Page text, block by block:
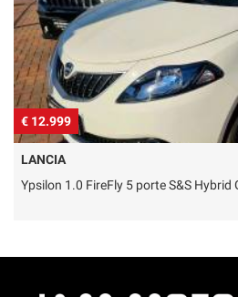
€ 12.999
LANCIA
Ypsilon 1.0 FireFly 5 porte S&S